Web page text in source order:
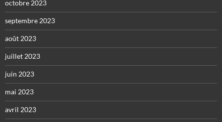
octobre 2023
septembre 2023
août 2023
juillet 2023
juin 2023
mai 2023
avril 2023